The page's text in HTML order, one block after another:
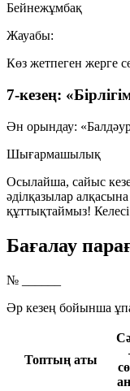
Бейнежұмбақ
Жауабы:
Көз жетпеген жерге
7-кезең:
Ән орындау:
Шығармашылық
Осылайша, сайыс
әділқазылар
құттықтаймыз!
Бағалау
№ ______
Әр кезең бойынша
Топтың аты